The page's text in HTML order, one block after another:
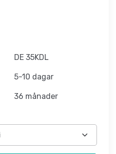
DE 35KDL
5-10 dagar
36 månader